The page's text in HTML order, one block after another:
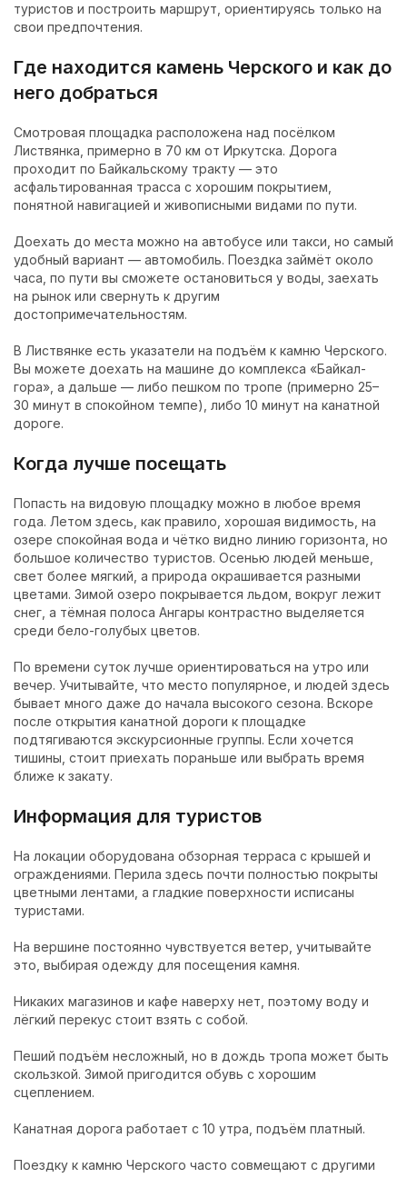
туристов и построить маршрут, ориентируясь только на
свои предпочтения.
Где находится камень Черского и как до
него добраться
Смотровая площадка расположена над посёлком
Листвянка, примерно в 70 км от Иркутска. Дорога
проходит по Байкальскому тракту — это
асфальтированная трасса с хорошим покрытием,
понятной навигацией и живописными видами по пути.
Доехать до места можно на автобусе или такси, но самый
удобный вариант — автомобиль. Поездка займёт около
часа, по пути вы сможете остановиться у воды, заехать
на рынок или свернуть к другим
достопримечательностям.
В Листвянке есть указатели на подъём к камню Черского.
Вы можете доехать на машине до комплекса «Байкал-
гора», а дальше — либо пешком по тропе (примерно 25–
30 минут в спокойном темпе), либо 10 минут на канатной
дороге.
Когда лучше посещать
Попасть на видовую площадку можно в любое время
года. Летом здесь, как правило, хорошая видимость, на
озере спокойная вода и чётко видно линию горизонта, но
большое количество туристов. Осенью людей меньше,
свет более мягкий, а природа окрашивается разными
цветами. Зимой озеро покрывается льдом, вокруг лежит
снег, а тёмная полоса Ангары контрастно выделяется
среди бело-голубых цветов.
По времени суток лучше ориентироваться на утро или
вечер. Учитывайте, что место популярное, и людей здесь
бывает много даже до начала высокого сезона. Вскоре
после открытия канатной дороги к площадке
подтягиваются экскурсионные группы. Если хочется
тишины, стоит приехать пораньше или выбрать время
ближе к закату.
Информация для туристов
На локации оборудована обзорная терраса с крышей и
ограждениями. Перила здесь почти полностью покрыты
цветными лентами, а гладкие поверхности исписаны
туристами.
На вершине постоянно чувствуется ветер, учитывайте
это, выбирая одежду для посещения камня.
Никаких магазинов и кафе наверху нет, поэтому воду и
лёгкий перекус стоит взять с собой.
Пеший подъём несложный, но в дождь тропа может быть
скользкой. Зимой пригодится обувь с хорошим
сцеплением.
Канатная дорога работает с 10 утра, подъём платный.
Поездку к камню Черского часто совмещают с другими